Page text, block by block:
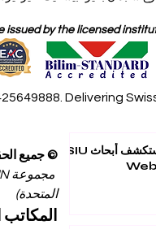
issued by the licensed
Delivering
© جميع
المتحدة)
المكاتب
إنجازاتنا الأكاديمية: استكشف أبحاث SIU